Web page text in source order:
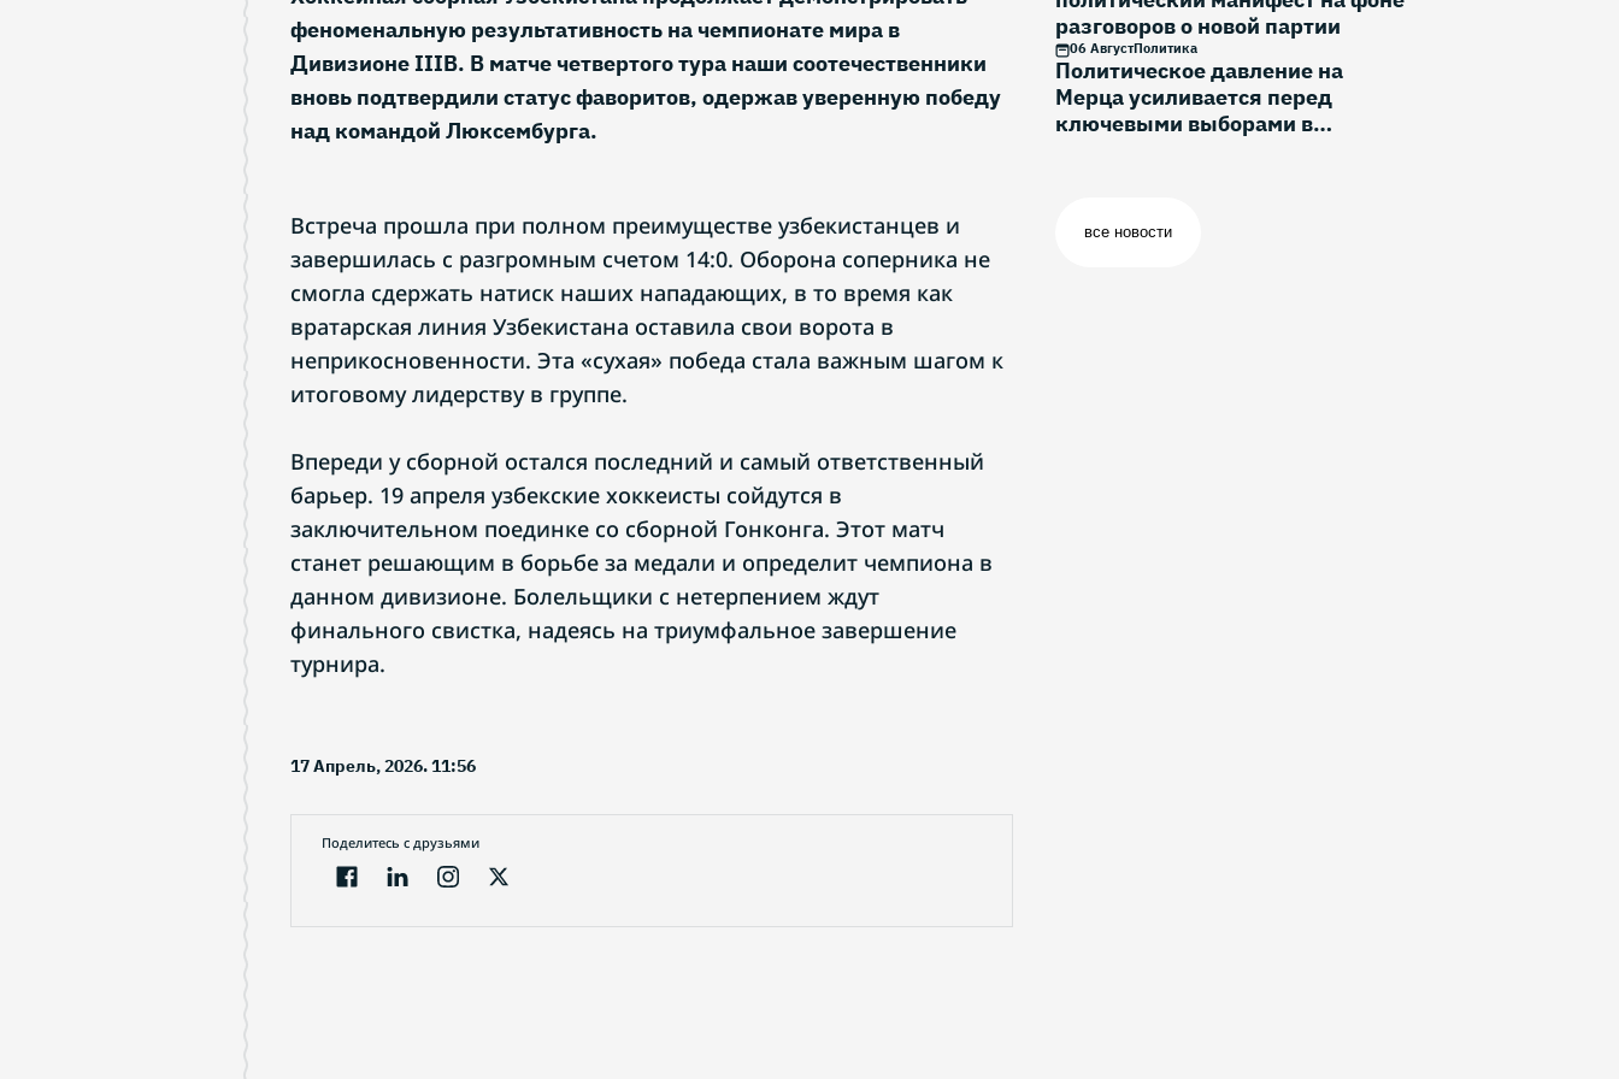
феноменальную результативность на чемпионате мира в
Дивизионе IIIB. В матче четвертого тура наши соотечественники
вновь подтвердили статус фаворитов, одержав уверенную победу
над командой Люксембурга.
Встреча прошла при полном преимуществе узбекистанцев и
завершилась с разгромным счетом 14:0. Оборона соперника не
смогла сдержать натиск наших нападающих, в то время как
вратарская линия Узбекистана оставила свои ворота в
неприкосновенности. Эта «сухая» победа стала важным шагом к
итоговому лидерству в группе.
Впереди у сборной остался последний и самый ответственный
барьер. 19 апреля узбекские хоккеисты сойдутся в
заключительном поединке со сборной Гонконга. Этот матч
станет решающим в борьбе за медали и определит чемпиона в
данном дивизионе. Болельщики с нетерпением ждут
финального свистка, надеясь на триумфальное завершение
турнира.
17 Апрель, 2026. 11:56
Поделитесь с друзьями
разговоров о новой партии
06 АвгустПолитика
Политическое давление на
Мерца усиливается перед
ключевыми выборами в
все новости